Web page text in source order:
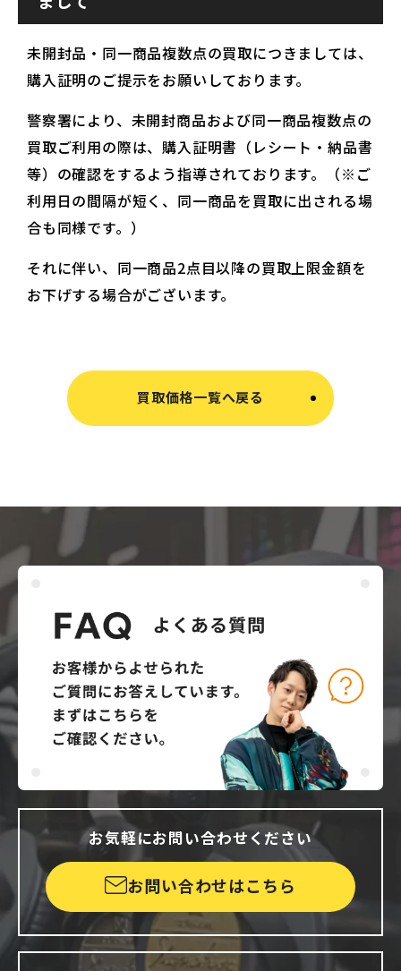
未開封品・同一商品複数点の買取につきましては、
購入証明のご提示をお願いしております。
警察署により、未開封商品および同一商品複数点の
買取ご利用の際は、購入証明書（レシート・納品書
等）の確認をするよう指導されております。（※ご
利用日の間隔が短く、同一商品を買取に出される場
合も同様です。）
それに伴い、同一商品2点目以降の買取上限金額を
お下げする場合がございます。
買取価格一覧へ戻る
お気軽にお問い合わせください
お問い合わせはこちら